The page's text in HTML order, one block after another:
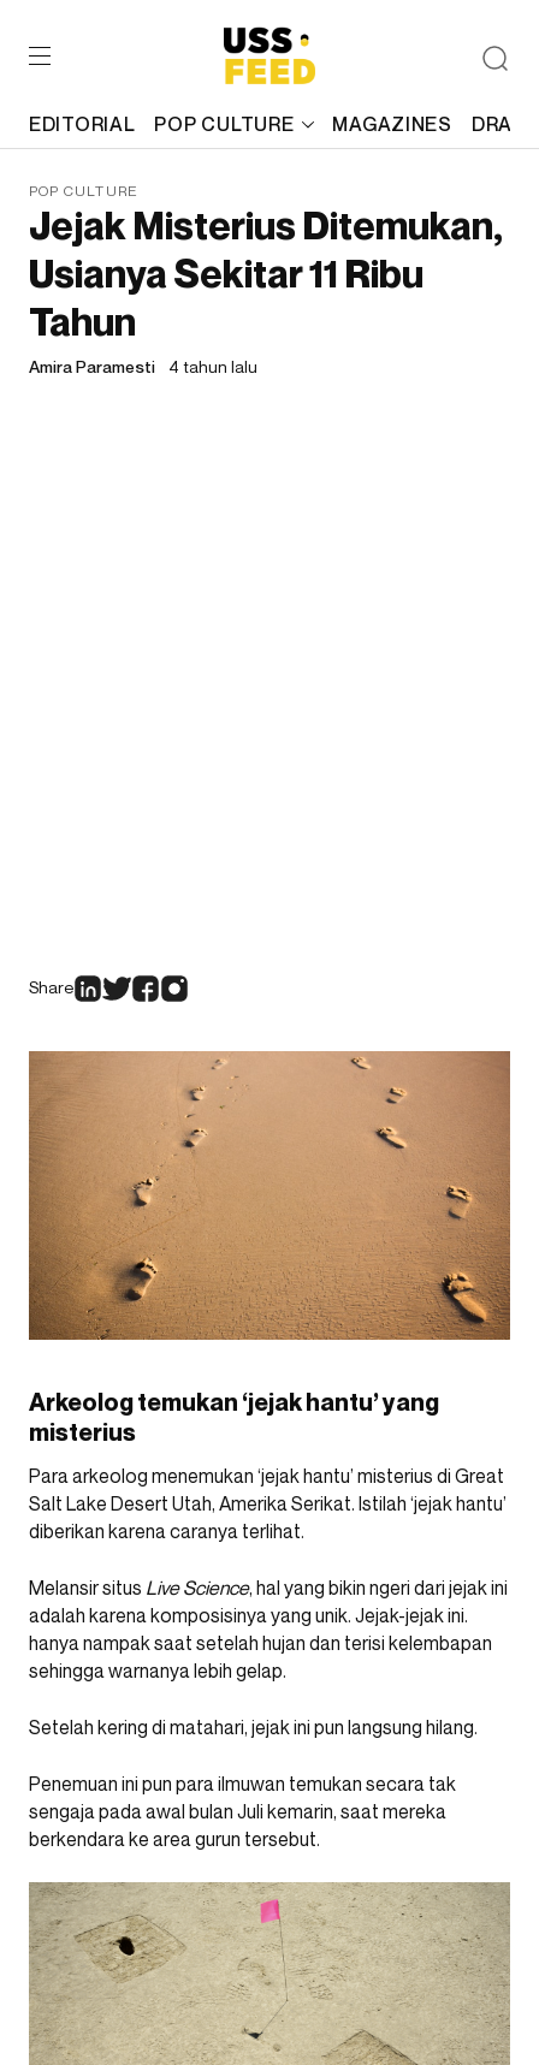
EDITORIAL POP CULTURE MAGAZINES
POP CULTURE
Jejak Misterius Ditemukan,
Usianya Sekitar 11 Ribu
Tahun
Amira Paramesti 4 tahun lalu
Share
Arkeolog temukan ‘jejak hantu’ yang
misterius
Para arkeolog menemukan ‘jejak hantu’ misterius di Great
Salt Lake Desert Utah, Amerika Serikat. Istilah ‘jejak hantu’
diberikan karena caranya terlihat.
Melansir situs Live Science, hal yang bikin ngeri dari jejak ini
adalah karena komposisinya yang unik. Jejak-jejak ini.
hanya nampak saat setelah hujan dan terisi kelembapan
sehingga warnanya lebih gelap.
Setelah kering di matahari, jejak ini pun langsung hilang.
Penemuan ini pun para ilmuwan temukan secara tak
sengaja pada awal bulan Juli kemarin, saat mereka
berkendara ke area gurun tersebut.